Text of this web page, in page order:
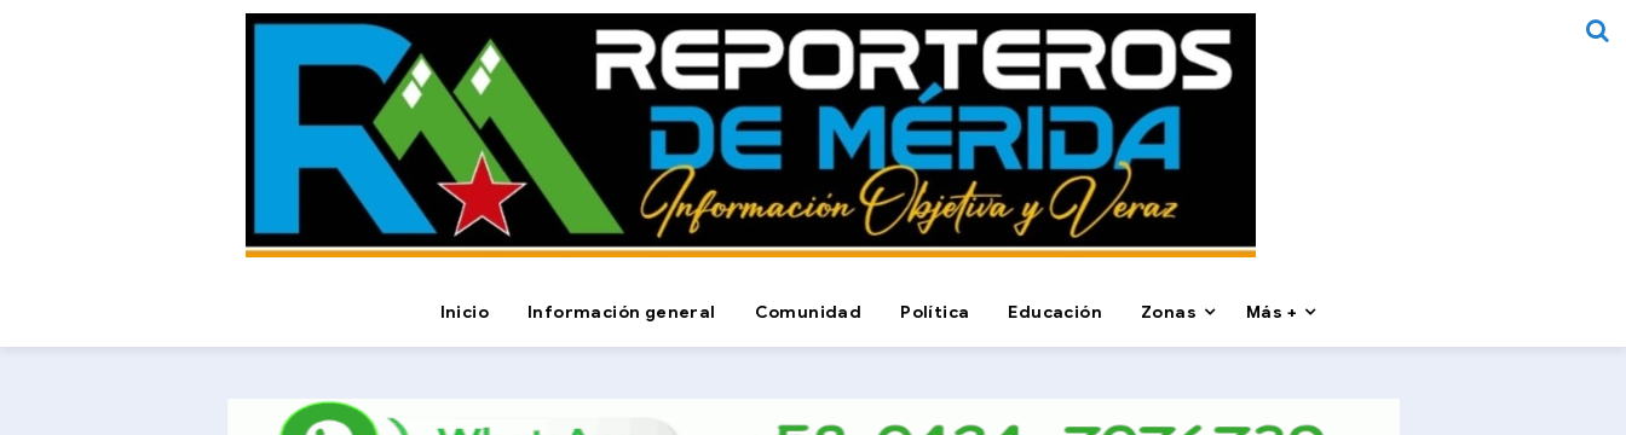
Inicio Información general Comunidad Política Educación Zonas Más +